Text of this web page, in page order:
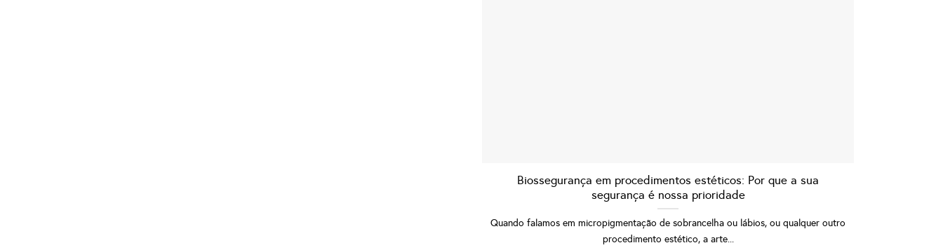
Biossegurança em procedimentos estéticos: Por que a sua
segurança é nossa prioridade
Quando falamos em micropigmentação de sobrancelha ou lábios, ou qualquer outro
procedimento estético, a arte...